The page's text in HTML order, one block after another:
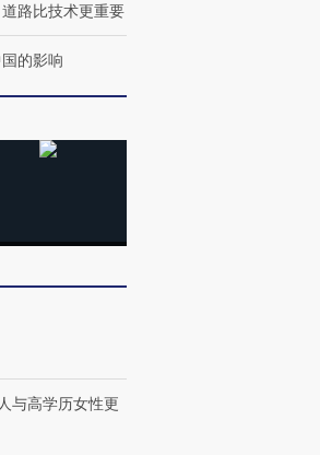
路比技术更重要
的影响
与高学历女性更